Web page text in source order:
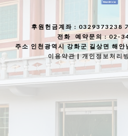
후원헌금계좌 : 0329373238
전화
예약문의 : 02-
주소인천광역시 강화군 길상면 해
이용약관|개인정보처리